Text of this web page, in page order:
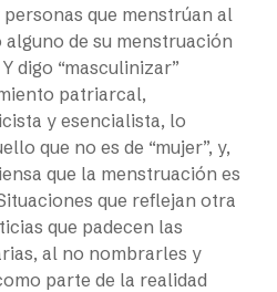
que menstrúan al
de su menstruación
digo “masculinizar”
patriarcal,
y esencialista, lo
que no es de “mujer”, y,
que la menstruación es
que reflejan otra
que padecen las
al no nombrarles y
parte de la realidad